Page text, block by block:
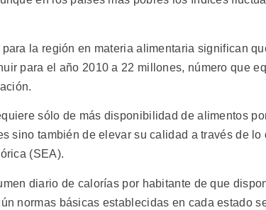
la región en materia alimentaria significan
para el año 2010 a 22 millones, número que
sólo de más disponibilidad de alimentos
sino también de elevar su calidad a través de lo
(SEA).
diario de calorías por habitante de que
normas básicas establecidas en cada estado